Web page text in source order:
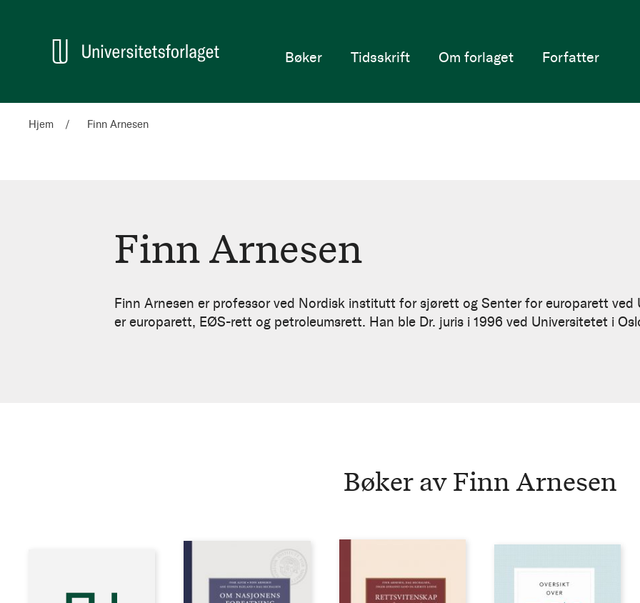
Hjem
Bøker Tidsskrift Om forlaget Forfatter
Hjem Finn Arnesen
Arnesen
Finn Arnesen
Finn Arnesen er professor ved Nordisk institutt for sjørett og Senter for europarett
er europarett, EØS-rett og petroleumsrett. Han ble Dr. juris i 1996 ved Universitetet i
Bøker av Finn Arnesen